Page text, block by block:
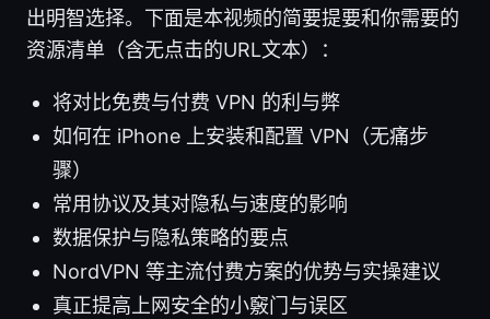
出明智选择。下面是本视频的简要提要和你需要的
资源清单（含无点击的URL文本）：
将对比免费与付费 VPN 的利与弊
如何在 iPhone 上安装和配置 VPN（无痛步
骤）
常用协议及其对隐私与速度的影响
数据保护与隐私策略的要点
NordVPN 等主流付费方案的优势与实操建议
真正提高上网安全的小竅门与误区